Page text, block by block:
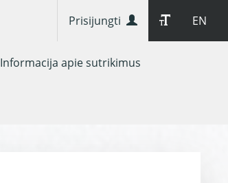
EN
Prisijungti
Informacija apie sutrikimus